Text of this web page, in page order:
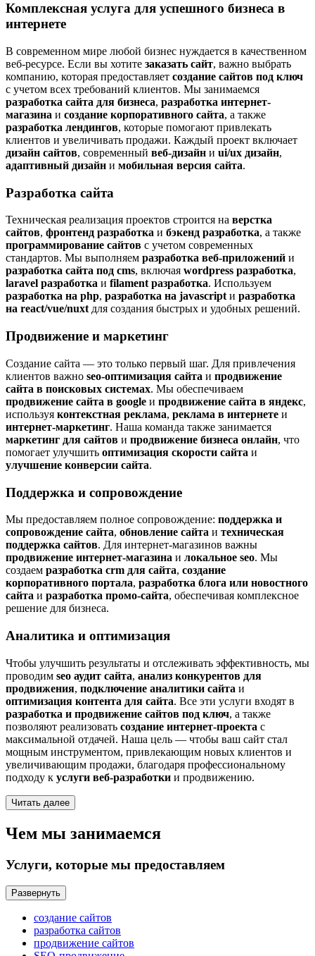
Комплексная услуга для успешного бизнеса в
интернете
В современном мире любой бизнес нуждается в качественном
веб-ресурсе. Если вы хотите заказать сайт, важно выбрать
компанию, которая предоставляет создание сайтов под ключ
с учетом всех требований клиентов. Мы занимаемся
разработка сайта для бизнеса, разработка интернет-
магазина и создание корпоративного сайта, а также
разработка лендингов, которые помогают привлекать
клиентов и увеличивать продажи. Каждый проект включает
дизайн сайтов, современный веб-дизайн и ui/ux дизайн,
адаптивный дизайн и мобильная версия сайта.
Разработка сайта
Техническая реализация проектов строится на верстка
сайтов, фронтенд разработка и бэкенд разработка, а также
программирование сайтов с учетом современных
стандартов. Мы выполняем разработка веб-приложений и
разработка сайта под cms, включая wordpress разработка,
laravel разработка и filament разработка. Используем
разработка на php, разработка на javascript и разработка
на react/vue/nuxt для создания быстрых и удобных решений.
Продвижение и маркетинг
Создание сайта — это только первый шаг. Для привлечения
клиентов важно seo-оптимизация сайта и продвижение
сайта в поисковых системах. Мы обеспечиваем
продвижение сайта в google и продвижение сайта в яндекс,
используя контекстная реклама, реклама в интернете и
интернет-маркетинг. Наша команда также занимается
маркетинг для сайтов и продвижение бизнеса онлайн, что
помогает улучшить оптимизация скорости сайта и
улучшение конверсии сайта.
Поддержка и сопровождение
Мы предоставляем полное сопровождение: поддержка и
сопровождение сайта, обновление сайта и техническая
поддержка сайтов. Для интернет-магазинов важны
продвижение интернет-магазина и локальное seo. Мы
создаем разработка crm для сайта, создание
корпоративного портала, разработка блога или новостного
сайта и разработка промо-сайта, обеспечивая комплексное
решение для бизнеса.
Аналитика и оптимизация
Чтобы улучшить результаты и отслеживать эффективность, мы
проводим seo аудит сайта, анализ конкурентов для
продвижения, подключение аналитики сайта и
оптимизация контента для сайта. Все эти услуги входят в
разработка и продвижение сайтов под ключ, а также
позволяют реализовать создание интернет-проекта с
максимальной отдачей. Наша цель — чтобы ваш сайт стал
мощным инструментом, привлекающим новых клиентов и
увеличивающим продажи, благодаря профессиональному
подходу к услуги веб-разработки и продвижению.
Читать далее
Чем мы занимаемся
Услуги, которые мы предоставляем
Развернуть
создание сайтов
разработка сайтов
продвижение сайтов